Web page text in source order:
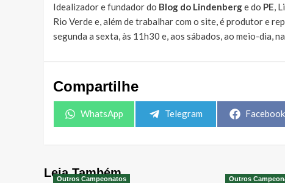
Idealizador e fundador do Blog do Lindenberge do PE,
Rio Verde e, além de trabalhar com o site, é produtor e
segunda a sexta, às 11h30 e, aos sábados, ao meio-dia,
Compartilhe
Share
WhatsApp
Share
Telegram
Share
Facebook
Leia Também
Outros Campeonatos Outros